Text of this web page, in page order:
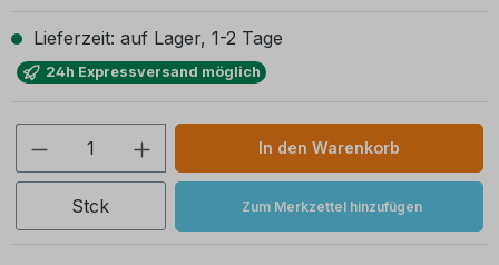
Lieferzeit: auf Lager, 1-2 Tage
24h Expressversand möglich
Produkt Anzahl: Gib den gewünschten
In den Warenkorb
Stck Zum Merkzettel hinzufügen